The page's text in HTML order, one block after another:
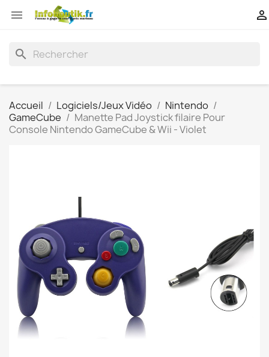
 
search
Accueil Logiciels/Jeux Vidéo
Nintendo
GameCube
Manette Pad Joystick filaire Pour
Console Nintendo GameCube & Wii - Violet